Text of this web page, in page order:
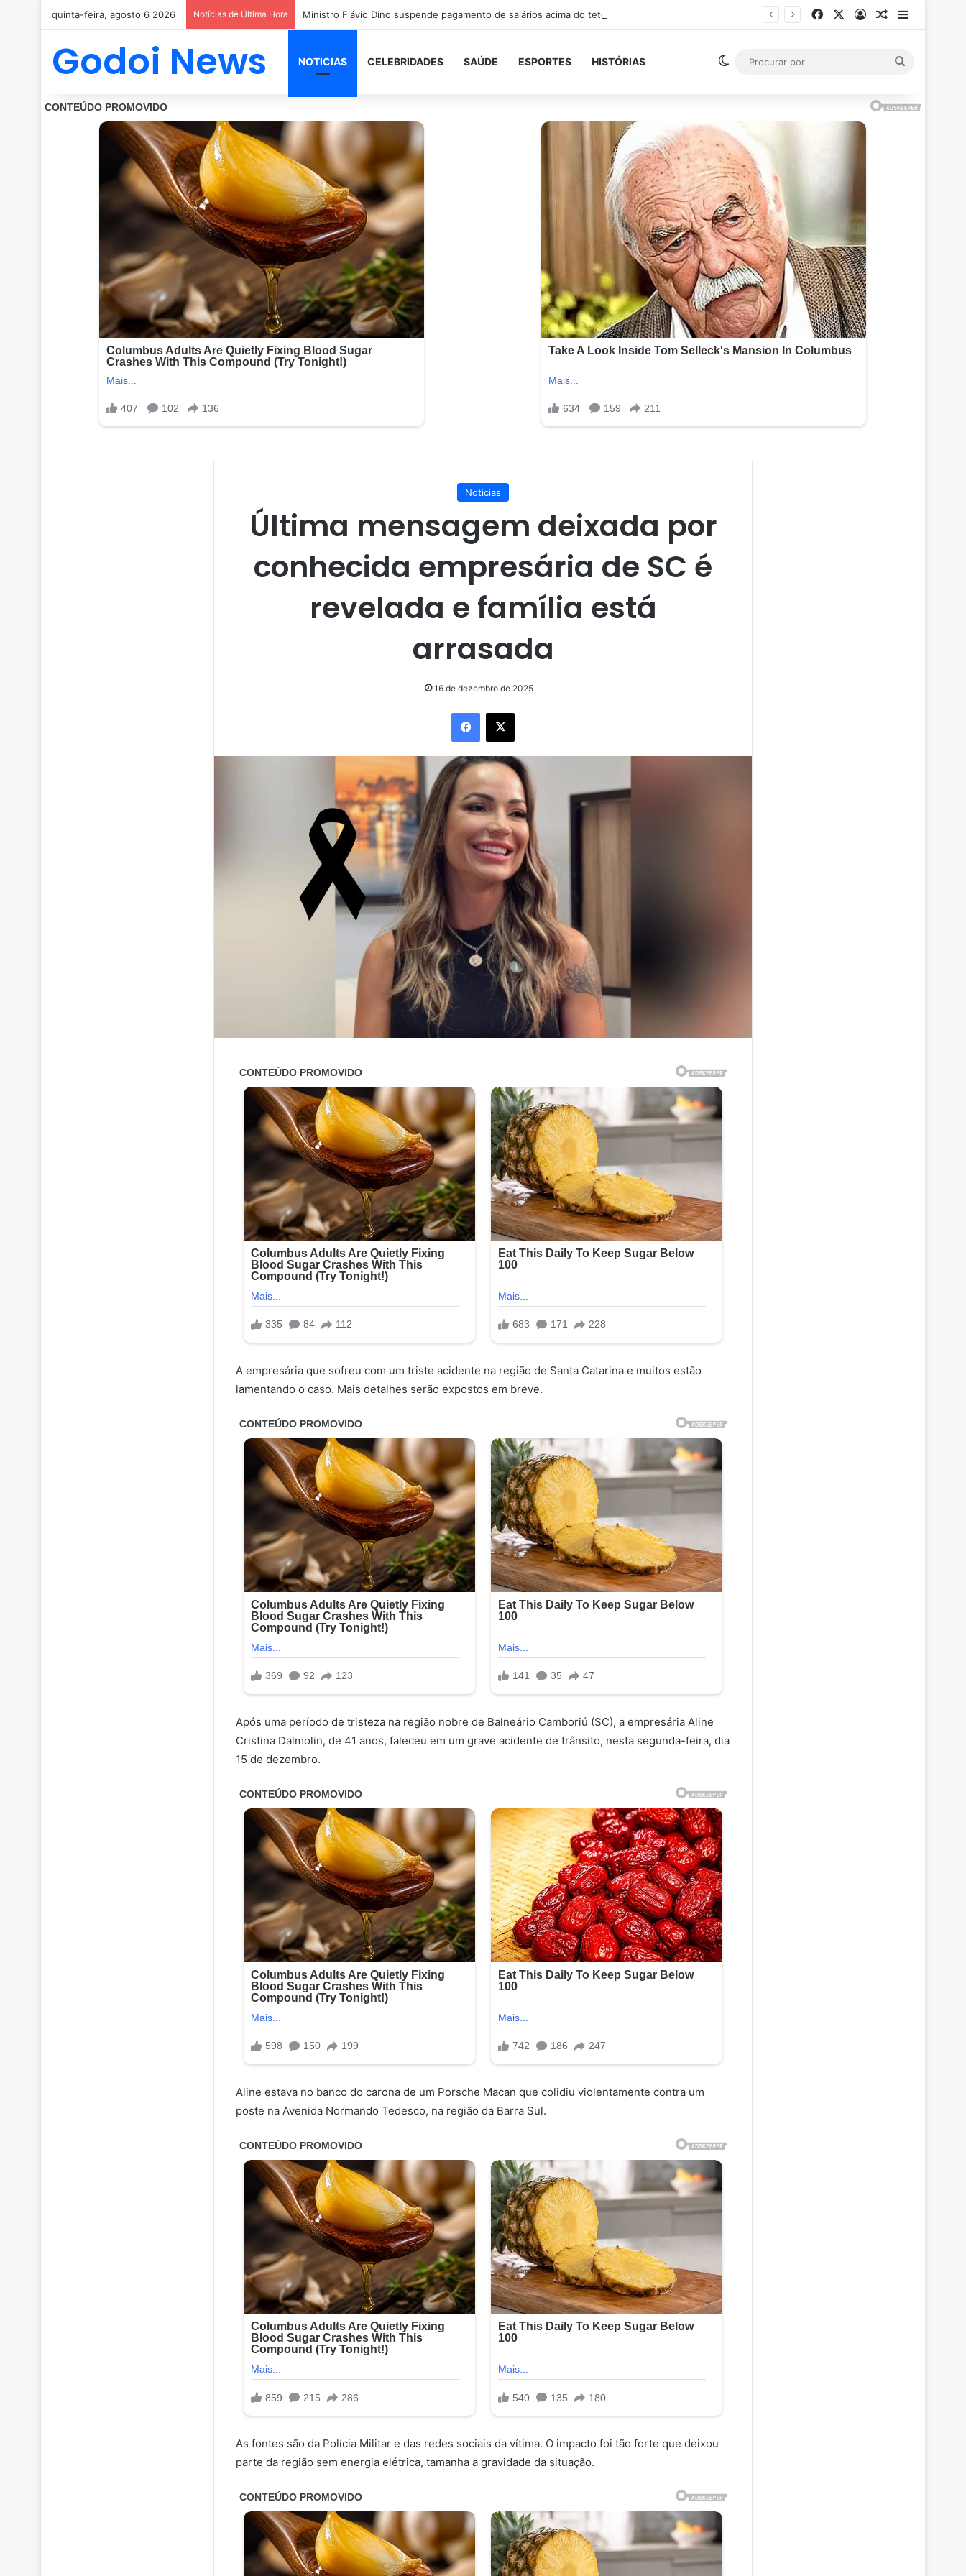
quinta-feira, agosto 6 2026 Notícias de Última Hora FacebookEntrarArtigoBarra
Godoi News NOTICIAS CELEBRIDADES SAÚDE ESPORTES HISTÓRIAS Switch skin
Noticias
Última mensagem deixada por
conhecida empresária de SC é
revelada e família está
arrasada
16 de dezembro de 2025
Facebook
X
A empresária que sofreu com um triste acidente na região de Santa Catarina e muitos estão
lamentando o caso. Mais detalhes serão expostos em breve.
Após uma período de tristeza na região nobre de Balneário Camboriú (SC), a empresária Aline
Cristina Dalmolin, de 41 anos, faleceu em um grave acidente de trânsito, nesta segunda-feira, dia
15 de dezembro.
Aline estava no banco do carona de um Porsche Macan que colidiu violentamente contra um
poste na Avenida Normando Tedesco, na região da Barra Sul.
As fontes são da Polícia Militar e das redes sociais da vítima. O impacto foi tão forte que deixou
parte da região sem energia elétrica, tamanha a gravidade da situação.